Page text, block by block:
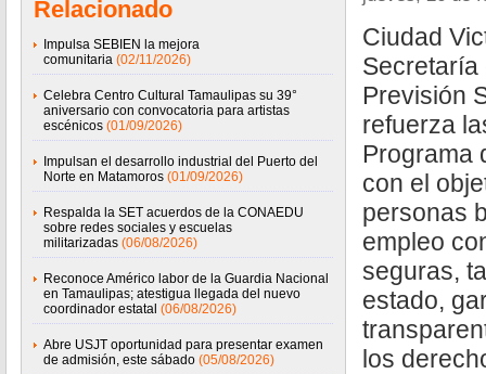
Relacionado
Impulsa SEBIEN la mejora
comunitaria (02/11/2026)
Celebra Centro Cultural Tamaulipas su 39°
aniversario con convocatoria para artistas
escénicos (01/09/2026)
Impulsan el desarrollo industrial del Puerto del
Norte en Matamoros (01/09/2026)
Respalda la SET acuerdos de la CONAEDU
sobre redes sociales y escuelas
militarizadas (06/08/2026)
Reconoce Américo labor de la Guardia Nacional
en Tamaulipas; atestigua llegada del nuevo
coordinador estatal (06/08/2026)
Abre USJT oportunidad para presentar examen
de admisión, este sábado (05/08/2026)
Ciudad
Secretaría
Previsión
refuerza
Programa
con el
personas
empleo
seguras,
estado,
los